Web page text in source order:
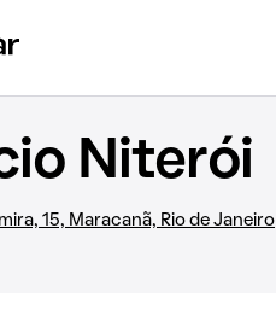
Niterói
15, Maracanã, Rio de Janeiro